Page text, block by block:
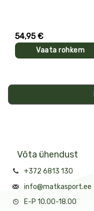
54,95 €
Vaata rohkem
Võta ühendust
+372 6813 130
info@matkasport.ee
E-P 10.00-18.00